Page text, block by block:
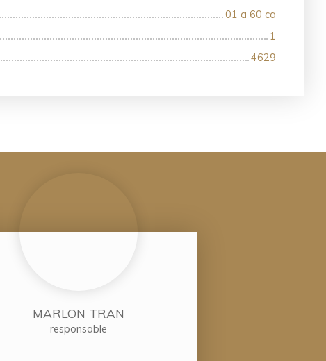
01 a 60 ca
1
4629
MARLON TRAN
responsable